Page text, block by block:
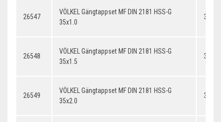
26547
VÖLKEL Gängtappset MF DIN 2181 HSS-G
35x1.0
26548
VÖLKEL Gängtappset MF DIN 2181 HSS-G
35x1.5
26549
VÖLKEL Gängtappset MF DIN 2181 HSS-G
35x2.0